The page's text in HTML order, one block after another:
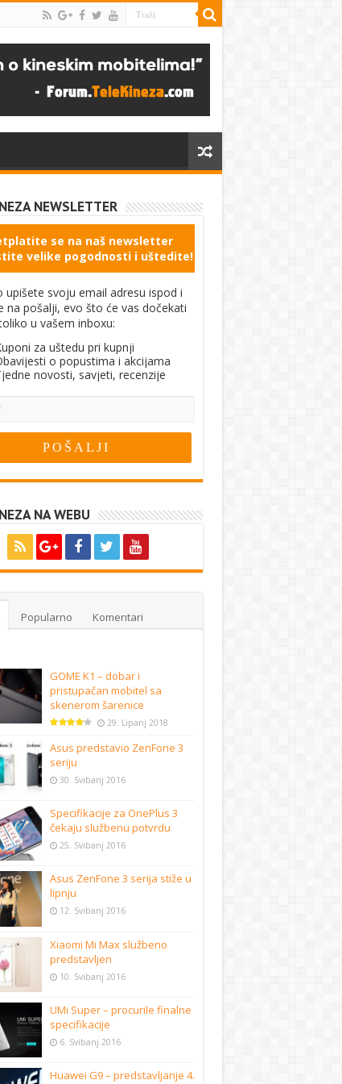
NEWSLETTER
se na naš newsletter
velike pogodnosti i uštedite!
upišete svoju email adresu ispod i
na pošalji, evo što će vas dočekati
u vašem inboxu:
za uštedu pri kupnji
o popustima i akcijama
novosti, savjeti, recenzije
NA WEBU
Popularno Komentari
GOME K1 – dobar i
pristupačan mobitel sa
skenerom šarenice
29. Lipanj 2018
Asus predstavio ZenFone 3
seriju
30. Svibanj 2016
Specifikacije za OnePlus 3
čekaju službenu potvrdu
25. Svibanj 2016
Asus ZenFone 3 serija stiže u
lipnju
12. Svibanj 2016
Xiaomi Mi Max službeno
predstavljen
10. Svibanj 2016
UMi Super – procurile finalne
specifikacije
6. Svibanj 2016
Huawei G9 – predstavljanje 4.